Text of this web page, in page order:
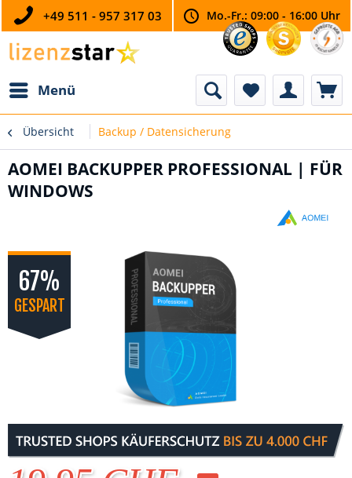
+49 511 - 957 317 03 Mo.-Fr.: 09:00 - 16:00 Uhr
Menü
Übersicht Backup / Datensicherung
AOMEI BACKUPPER PROFESSIONAL | FÜR
WINDOWS
67%
GESPART